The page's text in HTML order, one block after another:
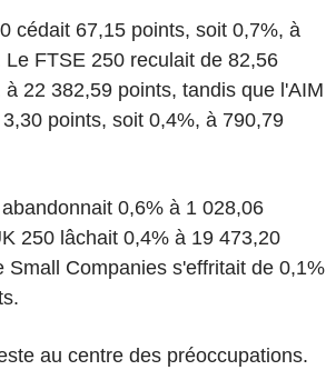
cédait 67,15 points, soit 0,7%, à
Le FTSE 250 reculait de 82,56
22 382,59 points, tandis que l'AIM
points, soit 0,4%, à 790,79
0,6% à 1 028,06
250 lâchait 0,4% à 19 473,20
Small Companies s'effritait de 0,1%
au centre des préoccupations.